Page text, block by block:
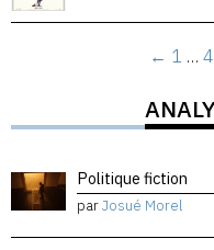
← 1 …
Politique fiction
parJosué Morel